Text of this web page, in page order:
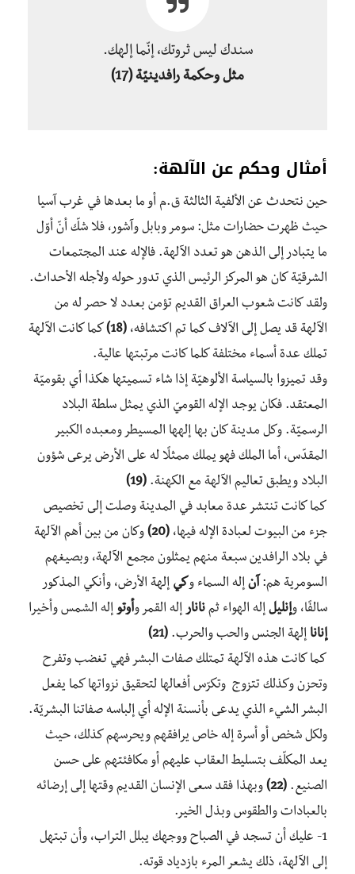
سندك ليس ثروتك، إنّما إلهك.
مثل وحكمة رافدينيّة(17)
أمثال وحكم عن الآلهة:
حين نتحدث عن الألفية الثالثة ق.م أو ما بعدها في غرب آسيا
حيث ظهرت حضارات مثل: سومر وبابل وآشور، فلا شكّ أنّ أوّل
ما يتبادر إلى الذهن هو تعدد الآلهة. فالإله عند المجتمعات
الشرقيّة كان هو المركز الرئيس الذي تدور حوله ولأجله الأحداث.
ولقد كانت شعوب العراق القديم تؤمن بعدد لا حصر له من
الآلهة قد يصل إلى الآلاف كما تم اكتشافه، (18)
كما كانت الآلهة
تملك عدة أسماء مختلفة كلما كانت مرتبتها عالية.
وقد تميزوا بالسياسة الألوهيّة إذا شاء تسميتها هكذا أي بقوميّة
المعتقد. فكان يوجد الإله القوميّ الذي يمثل سلطة البلاد
الرسميّة. وكل مدينة كان بها إلهها المسيطر ومعبده الكبير
المقدّس، أما الملك فهو يملك ممثلًا له على الأرض يرعى شؤون
البلاد ويطبق تعاليم الآلهة مع الكهنة. (19)
كما كانت تنتشر عدة معابد في المدينة وصلت إلى تخصيص
جزء من البيوت لعبادة الإله فيها، (20)
وكان من بين أهم الآلهة
في بلاد الرافدين سبعة منهم يمثلون مجمع الآلهة، وبصيغهم
السومرية هم: آن إله السماء و كي إلهة الأرض، وأنكي المذكور
سالفًا، وإنليل إله الهواء ثم نانار إله القمر وأوتو إله الشمس وأخيرا
إنانا إلهة الجنس والحب والحرب. (21)
كما كانت هذه الآلهة تمتلك صفات البشر فهي تغضب وتفرح
وتحزن وكذلك تتزوج وتكرّس أفعالها لتحقيق نزواتها كما يفعل
البشر الشيء الذي يدعى بأنسنة الإله أي إلباسه صفاتنا البشريّة.
ولكل شخص أو أسرة إله خاص يرافقهم ويحرسهم كذلك، حيث
يعد المكلّف بتسليط العقاب عليهم أو مكافئتهم على حسن
الصنيع. (22)
وبهذا فقد سعى الإنسان القديم وقتها إلى إرضائه
بالعبادات والطقوس وبذل الخير.
1- عليك أن تسجد في الصباح ووجهك يبلل التراب، وأن تبتهل
إلى الآلهة، ذلك يشعر المرء بازدياد قوته.